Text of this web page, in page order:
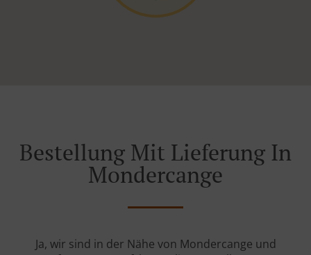
Bestellung Mit Lieferung In
Mondercange
Ja, wir sind in der Nähe von Mondercange und